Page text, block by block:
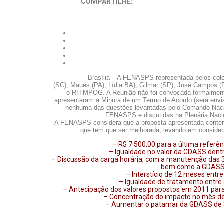
Brasília – A FENASPS representada pelos
(SC), Maués (PA), Lídia BA), Gilmar (SP), José Campos
o RH MPOG. A Reunião não foi convocada
apresentaram a Minuta de um Termo de Acordo (será
nenhuma das questões levantadas pelo Comando
FENASPS e discutidas na Plenária
A FENASPS considera que a proposta apresentada
que tem que ser melhorada, levando em
– R$ 7.500,00 para a última
– Igualdade no valor da GDASS
– Discussão da carga horária, com a manutenção das
bem como a
– Interstício de 12 meses
– Igualdade de tratamento entre
– Antecipação dos valores propostos em 2011
– Concentração do impacto no mês
– Aumentar o patamar da GDASS